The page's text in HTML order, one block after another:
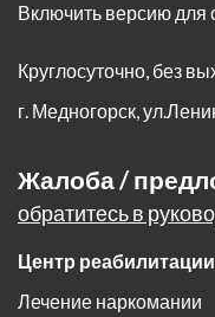
Включить версию
Круглосуточно, без
г. Медногорск,
Жалоба /
обратитесь в
Центр
Лечение наркомании